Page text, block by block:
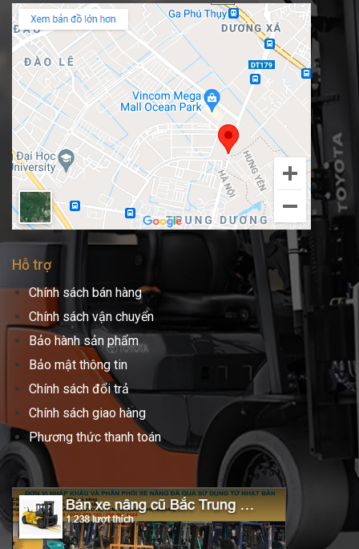
Hỗ trợ
Chính sách bán hàng
Chính sách vận chuyển
Bảo hành sản phẩm
Bảo mật thông tin
Chính sách đổi trả
Chính sách giao hàng
Phương thức thanh toán